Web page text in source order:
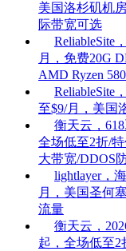
美国洛杉矶机
际带宽可选
ReliableSite
月，免费20G
AMD Ryzen
ReliableSite
至$9/月，美国
衡天云，
全场低至2折/
大带宽/DDOS
lightlayer，
月，美国圣何
流量
衡天云，
起，全场低至2